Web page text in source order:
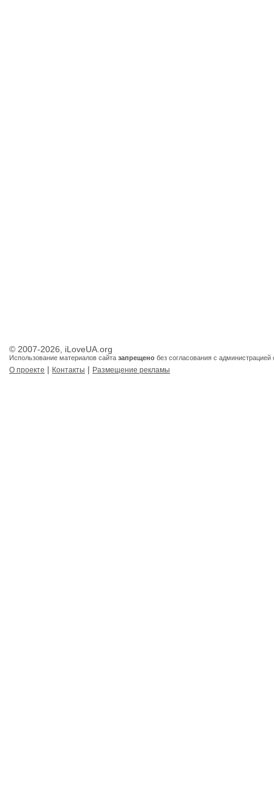
© 2007-2026, iLoveUA.org
Использование материалов сайта запрещено без согласования с администрацией
О проекте | Контакты | Размещение рекламы